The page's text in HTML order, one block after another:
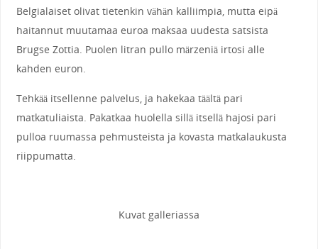
Belgialaiset olivat tietenkin vähän kalliimpia, mutta eipä
haitannut muutamaa euroa maksaa uudesta satsista
Brugse Zottia. Puolen litran pullo märzeniä irtosi alle
kahden euron.
Tehkää itsellenne palvelus, ja hakekaa täältä pari
matkatuliaista. Pakatkaa huolella sillä itsellä hajosi pari
pulloa ruumassa pehmusteista ja kovasta matkalaukusta
riippumatta.
Kuvat galleriassa